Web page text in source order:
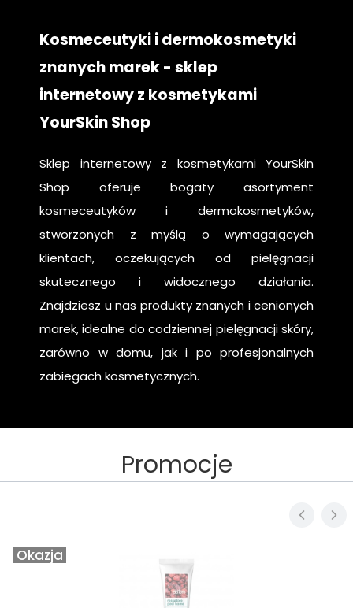
Kosmeceutyki i dermokosmetyki
znanych marek - sklep
internetowy z kosmetykami
YourSkin Shop
Sklep internetowy z kosmetykami YourSkin
Shop oferuje bogaty asortyment
kosmeceutyków i dermokosmetyków,
stworzonych z myślą o wymagających
klientach, oczekujących od pielęgnacji
skutecznego i widocznego działania.
Znajdziesz u nas produkty znanych i cenionych
marek, idealne do codziennej pielęgnacji skóry,
zarówno w domu, jak i po profesjonalnych
zabiegach kosmetycznych.
Promocje
Okazja